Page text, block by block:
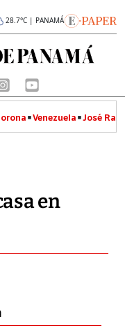
28.7°C | PANAMÁ
Venezuela José
en